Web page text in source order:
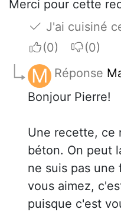
Merci pour cette
J'ai cuisiné
I apreciate
I do
M Réponse
Bonjour Pierre!
Une recette, ce
béton. On peut
ne suis pas une
vous aimez,
puisque c'est